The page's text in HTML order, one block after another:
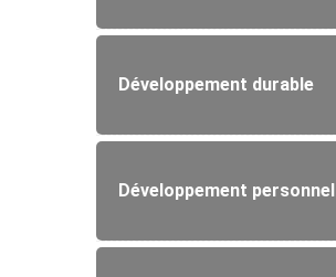
Développement durable
Développement personnel